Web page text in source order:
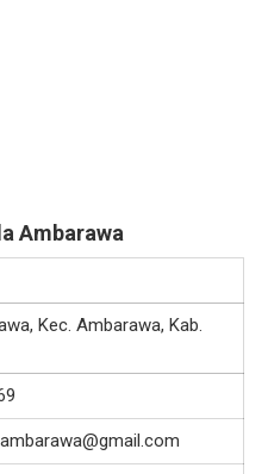
Ambarawa
Kec. Ambarawa, Kab.